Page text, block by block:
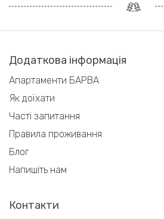
Додаткова інформація
Апартаменти БАРВА
Як доїхати
Часті запитання
Правила проживання
Блог
Напишіть нам
Контакти